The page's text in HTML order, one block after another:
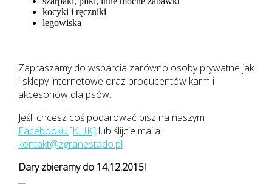
kocyki i ręczniki
legowiska
Zapraszamy do wsparcia zarówno osoby prywatne jak
i sklepy internetowe oraz producentów karm i
akcesoriów dla psów.
Jeśli chcesz coś podarować pisz na naszym
Facebooku [KLIK] lub ślijcie maila:
kontakt@zgranestado.pl
Dary zbieramy do 14.12.2015!